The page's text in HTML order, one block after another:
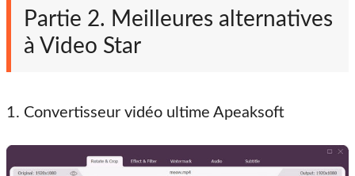
Partie 2. Meilleures alternatives
à Video Star
1. Convertisseur vidéo ultime Apeaksoft